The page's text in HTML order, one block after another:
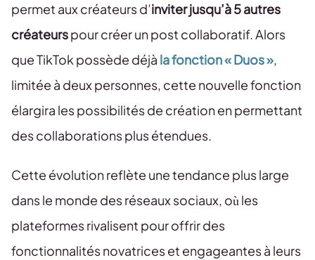
permet aux créateurs d’inviter jusqu’à 5 autres
créateurspour créer un post collaboratif. Alors
que TikTok possède déjà la fonction « Duos »,
limitée à deux personnes, cette nouvelle fonction
élargira les possibilités de création en permettant
des collaborations plus étendues.
Cette évolution reflète une tendance plus large
dans le monde des réseaux sociaux, où les
plateformes rivalisent pour offrir des
fonctionnalités novatrices et engageantes à leurs